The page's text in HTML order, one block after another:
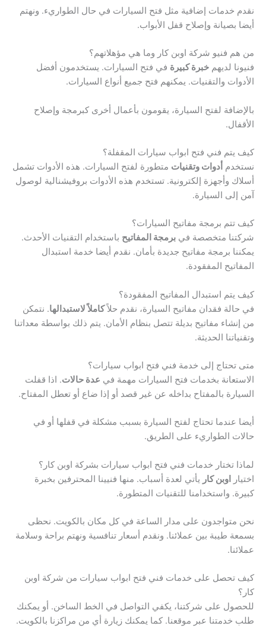
نقدم خدمات إضافية مثل فتح السيارات في حال الطواريء. ونهتم
أيضا بصيانة وإصلاح قفل الأبواب.
من هم فنيو شركة اوبن كار وما هي مؤهلاتهم؟
فنيونا لديهم خبرة كبيرة في فتح السيارات. يستخدمون أفضل
الأدوات والتقنيات. يمكنهم فتح جميع أنواع السيارات.
بالإضافة لفتح السيارة، يقومون بأعمال أخرى كبرمجة وإصلاح
الأقفال.
كيف يتم فني فتح ابواب سيارات المقفلة؟
نستخدم أدوات وتقنيات متطورة لفتح السيارات. هذه الأدوات تشمل
أسلاك وأجهزة إلكترونية. تستخدم هذه الأدوات بروفيشنالية لوصول
آمن إلى السيارة.
كيف تتم برمجة مفاتيح السيارات؟
شركتنا متخصصة في برمجة المفاتيح باستخدام التقنيات الأحدث.
يمكننا برمجة مفاتيح جديدة بأمان. نقدم أيضا خدمة استبدال
المفاتيح المفقودة.
كيف يتم استبدال المفاتيح المفقودة؟
في حالة فقدان مفاتيح السيارة، نقدم حلاًكاملاً لاستبدالها. نتمكن
من إنشاء مفاتيح بديلة تتصل بنظام الأمان. يتم ذلك بواسطة معداتنا
وتقنياتنا الحديثة.
متى تحتاج إلى خدمة فني فتح ابواب سيارات؟
الاستعانة بخدمات فتح السيارات مهمة في عدة حالات. اذا قفلت
السيارة بالمفتاح بداخله عن غير قصد أو إذا ضاع أو تعطل المفتاح.
أيضا عندما تحتاج لفتح السيارة بسبب مشكلة في قفلها أو في
حالات الطواريء على الطريق.
لماذا تختار خدمات فني فتح ابواب سيارات بشركة اوبن كار؟
اختيار
اوبن كار يأتي لعدة أسباب. منها فنيينا المحترفين بخبرة
كبيرة. واستخدامنا للتقنيات المتطورة.
نحن متواجدون على مدار الساعة في كل مكان بالكويت. نحظى
بسمعة طيبة بين عملائنا. ونقدم أسعار تنافسية ونهتم براحة وسلامة
عملائنا.
كيف تحصل على خدمات فني فتح ابواب سيارات من شركة اوبن
كار؟
للحصول على شركتنا، يكفي التواصل في الخط الساخن. أو يمكنك
طلب خدمتنا عبر موقعنا. كما يمكنك زيارة أي من مراكزنا بالكويت.